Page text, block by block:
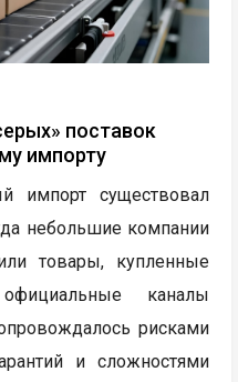
поставок
импорту
импорт существовал
небольшие компании
товары, купленные
каналы
рисками
и сложностями